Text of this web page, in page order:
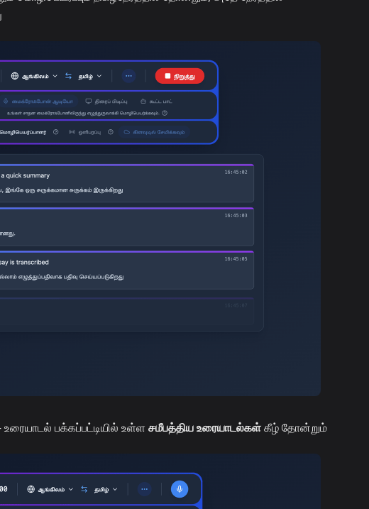
பக்கப்பட்டியில் உள்ள சமீபத்திய உரையாடல்கள்கீழ் தோன்றும்